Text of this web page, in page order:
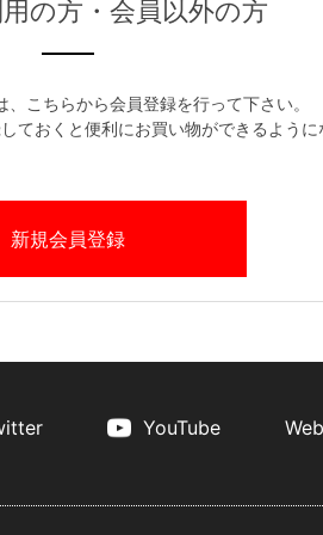
の方・会員以外の方
こちらから会員登録を行って下さい。
ておくと便利にお買い物ができるように
YouTube